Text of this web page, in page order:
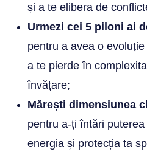
și a te elibera de
Urmezi cei 5 piloni ai
pentru a avea o
a te pierde în
învățare;
Mărești dimensiunea
pentru a-ți întări
energia și protecția ta